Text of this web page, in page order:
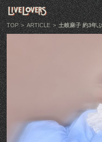
TOP > ARTICLE > 土岐麻子 約3年ぶりのオリジ